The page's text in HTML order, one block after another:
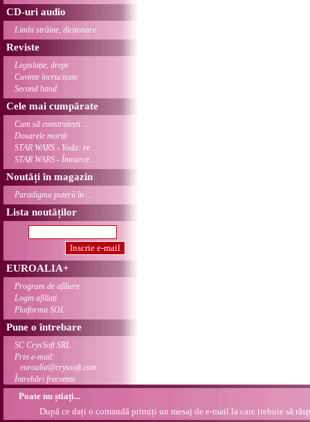
CD-uri audio
Limbi străine, dicționare
Reviste
Legislație, drept
Cuvinte încrucișate
Second hand
Cele mai cumpărate
Cum să construiești ...
Dosarele morții
STAR WARS - Yoda: re ...
STAR WARS - Întoarce ...
Noutăți în magazin
Paradigma puterii în ...
Lista noutăților
EUROALIA+
Program de afiliere
Login afiliați
Platforma SOL
Pune o întrebare
SC CrysSoft SRL
Prin e-mail:
euroalia@cryssoft.com
Întrebări frecvente
Poate nu știați...
După ce dați o comandă primiți un mesaj de e-mail la care trebuie să